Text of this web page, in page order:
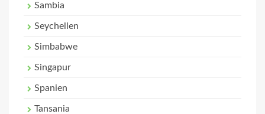
Sambia
Seychellen
Simbabwe
Singapur
Spanien
Tansania